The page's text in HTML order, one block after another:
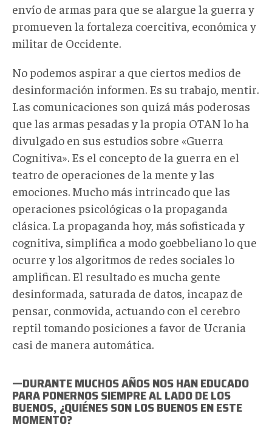
envío de armas para que se alargue la guerra y
promueven la fortaleza coercitiva, económica y
militar de Occidente.
No podemos aspirar a que ciertos medios de
desinformación informen. Es su trabajo, mentir.
Las comunicaciones son quizá más poderosas
que las armas pesadas y la propia OTAN lo ha
divulgado en sus estudios sobre «Guerra
Cognitiva». Es el concepto de la guerra en el
teatro de operaciones de la mente y las
emociones. Mucho más intrincado que las
operaciones psicológicas o la propaganda
clásica. La propaganda hoy, más sofisticada y
cognitiva, simplifica a modo goebbeliano lo que
ocurre y los algoritmos de redes sociales lo
amplifican. El resultado es mucha gente
desinformada, saturada de datos, incapaz de
pensar, conmovida, actuando con el cerebro
reptil tomando posiciones a favor de Ucrania
casi de manera automática.
—DURANTE MUCHOS AÑOS NOS HAN EDUCADO
PARA PONERNOS SIEMPRE AL LADO DE LOS
BUENOS, ¿QUIÉNES SON LOS BUENOS EN ESTE
MOMENTO?